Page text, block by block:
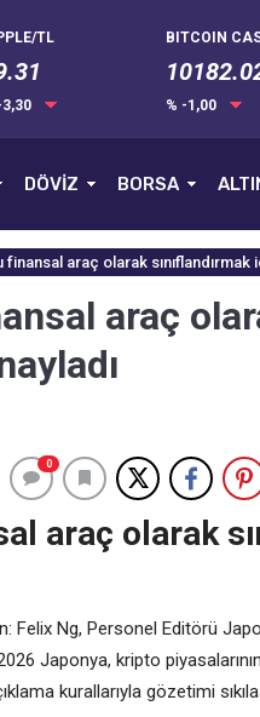
TL
3,30
BITCOIN
% -1,00
DÖVİZ BORSA
araç olarak sınıflandırmak
araç
0
araç olarak
Felix Ng, Personel Editörü
Japonya, kripto
kurallarıyla gözetimi